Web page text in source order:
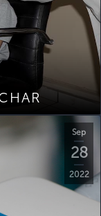
Sep
28
2022